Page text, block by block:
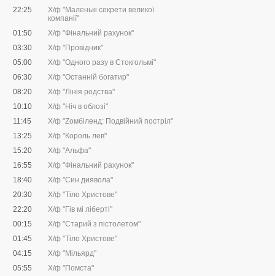
22:25
Х/ф "Маленькі секрети великої
компанії"
01:50
Х/ф "Фінальний рахунок"
03:30
Х/ф "Провідник"
05:00
Х/ф "Одного разу в Стокгольмі"
06:30
Х/ф "Останній богатир"
08:20
Х/ф "Лінія родства"
10:10
Х/ф "Ніч в облозі"
11:45
Х/ф "Zомбіленд: Подвійний постріл"
13:25
Х/ф "Король лев"
15:20
Х/ф "Альфа"
16:55
Х/ф "Фінальний рахунок"
18:40
Х/ф "Син диявола"
20:30
Х/ф "Тіло Христове"
22:20
Х/ф "Гів мі ліберті"
00:15
Х/ф "Старий з пістолетом"
01:45
Х/ф "Тіло Христове"
04:15
Х/ф "Мільярд"
05:55
Х/ф "Помста"